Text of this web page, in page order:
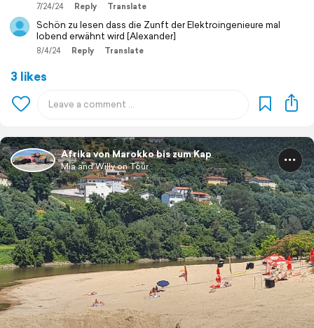
7/24/24 Reply Translate
Schön zu lesen dass die Zunft der Elektroingenieure mal
lobend erwähnt wird [Alexander]
8/4/24 Reply Translate
3 likes
Afrika von Marokko bis zum Kap
Mia and Willy on Tour